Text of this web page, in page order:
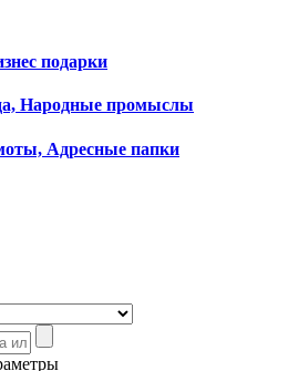
подарки
Народные промыслы
Адресные папки